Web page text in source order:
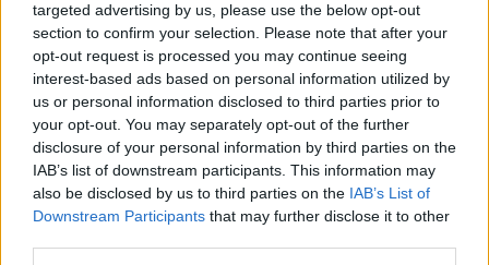
targeted advertising by us, please use the below opt-out
section to confirm your selection. Please note that after your
opt-out request is processed you may continue seeing
interest-based ads based on personal information utilized by
us or personal information disclosed to third parties prior to
your opt-out. You may separately opt-out of the further
disclosure of your personal information by third parties on the
IAB’s list of downstream participants. This information may
also be disclosed by us to third parties on the IAB’s List of
Downstream Participants that may further disclose it to other
SCANDICCI —Momenti di paura in un appartamento a Scandicci
dove, nella serata di ieri, è divampato un incendio.
Al momento dell'accaduto, all'interno dell'abitazione si trovava un
uomo di 67 anni, che avrebbe riportato ustioni di primo grado.